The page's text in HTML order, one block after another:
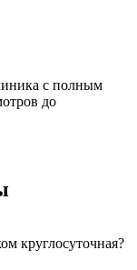
с полным
до
круглосуточная?